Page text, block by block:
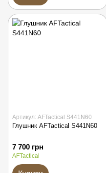
Артикул: AFTactical S441N60
Глушник AFTactical S441N60
7 700 грн
AFTactical